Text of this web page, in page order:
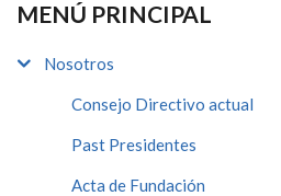
MENÚ PRINCIPAL
Nosotros
Consejo Directivo actual
Past Presidentes
Acta de Fundación